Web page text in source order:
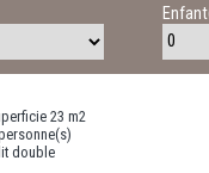
23 m2
double